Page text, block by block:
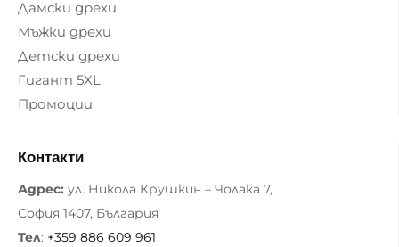
Дамски дрехи
Мъжки дрехи
Детски дрехи
Гигант 5XL
Промоции
Контакти
Адрес: ул. Никола Крушкин – Чолака 7,
София 1407, България
Тел: +359 886 609 961